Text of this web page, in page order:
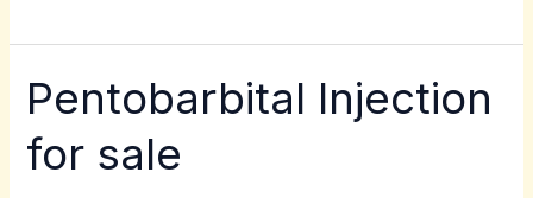
Pentobarbital Injection
for sale
Pentobarbital
Injection
for